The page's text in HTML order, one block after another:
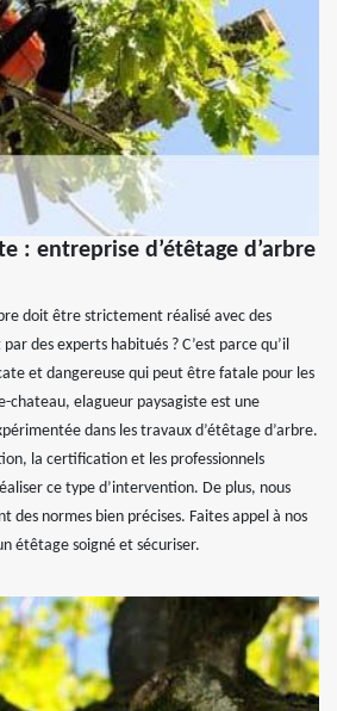
: entreprise d’étêtage d’arbre
doit être strictement réalisé avec des
des experts habitués ? C’est parce qu’il
et dangereuse qui peut être fatale pour les
chateau, elagueur paysagiste est une
dans les travaux d’étêtage d’arbre.
la certification et les professionnels
ce type d’intervention. De plus, nous
des normes bien précises. Faites appel à nos
étêtage soigné et sécuriser.